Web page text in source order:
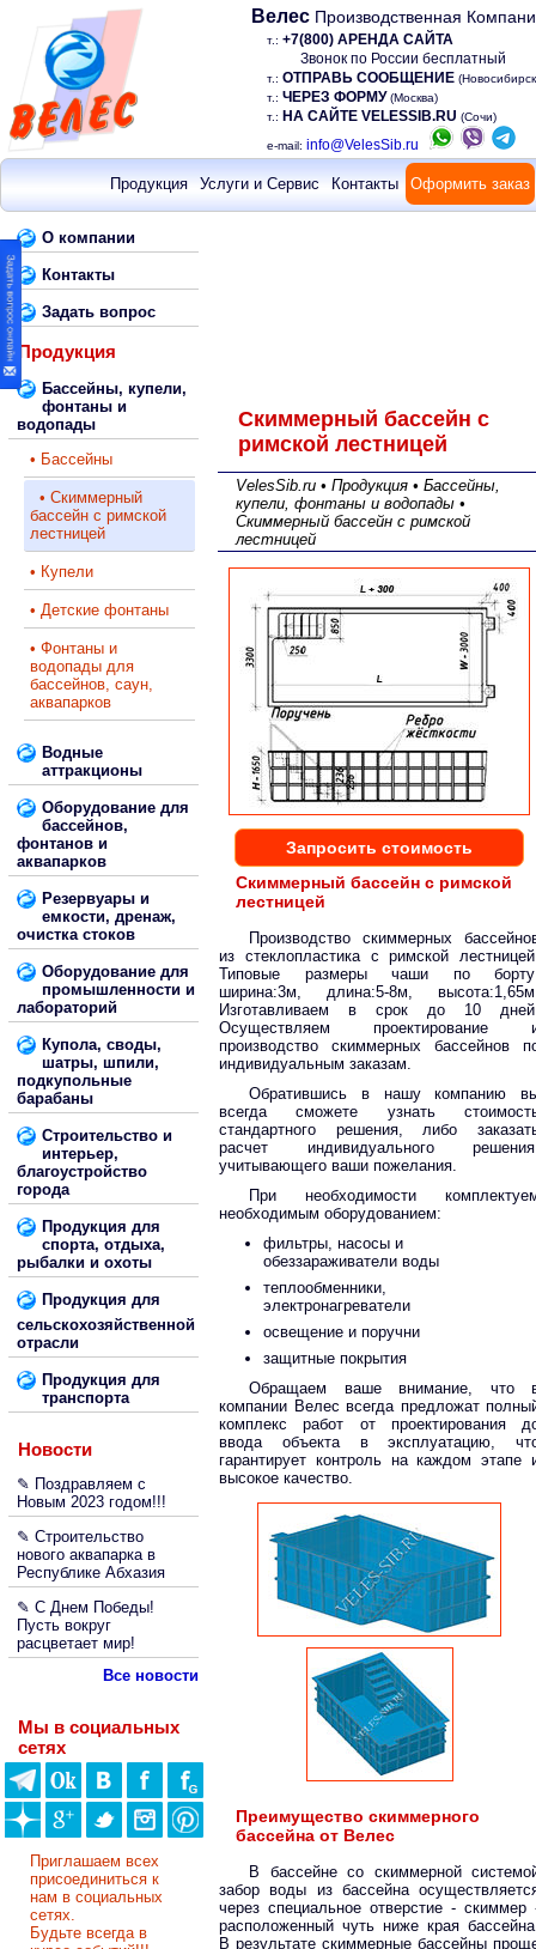
Велес Производственная
т.: +7(800) АРЕНДА САЙТА
Звонок по России бесплатный
т.: ОТПРАВЬ СООБЩЕНИЕ
т.: ЧЕРЕЗ ФОРМУ (Москва)
т.: НА САЙТЕ VELESSIB.RU (Сочи)
e-mail: info@VelesSib.ru
Продукция Услуги и Сервис Контакты Оформить заказ
О компании
Контакты
Задать вопрос
Продукция
Бассейны, купели,
фонтаны и
водопады
• Бассейны
• Скиммерный
бассейн с римской
лестницей
• Купели
• Детские фонтаны
• Фонтаны и
водопады для
бассейнов, саун,
аквапарков
Водные
аттракционы
Оборудование для
бассейнов,
фонтанов и
аквапарков
Резервуары и
емкости, дренаж,
очистка стоков
Оборудование для
промышленности и
лабораторий
Купола, своды,
шатры, шпили,
подкупольные
барабаны
Строительство и
интерьер,
благоустройство
города
Продукция для
спорта, отдыха,
рыбалки и охоты
Продукция для
сельскохозяйственной
отрасли
Продукция для
транспорта
Новости
✎ Поздравляем с
Новым 2023 годом!!!
✎ Строительство
нового аквапарка в
Республике Абхазия
✎ С Днем Победы!
Пусть вокруг
расцветает мир!
Все новости
Мы в социальных
сетях
Приглашаем всех
присоединиться к
нам в социальных
сетях.
Будьте всегда в
Скиммерный бассейн с
римской лестницей
VelesSib.ru • Продукция • Бассейны,
купели, фонтаны и водопады •
Скиммерный бассейн с римской
лестницей
Запросить стоимость
Скиммерный бассейн с римской
лестницей
Производство скиммерных
из стеклопластика с римской
Типовые размеры чаши по
ширина:3м, длина:5-8м,
Изготавливаем в срок до 10
Осуществляем проектирование
производство скиммерных бассейнов
индивидуальным заказам.
Обратившись в нашу компанию
всегда сможете узнать
стандартного решения, либо
расчет индивидуального
учитывающего ваши пожелания.
При необходимости
необходимым оборудованием:
фильтры, насосы и
обеззараживатели воды
теплообменники,
электронагреватели
освещение и поручни
защитные покрытия
Обращаем ваше внимание, что
компании Велес всегда предложат
комплекс работ от проектирования
ввода объекта в эксплуатацию,
гарантирует контроль на каждом этапе
высокое качество.
Преимущество скиммерного
бассейна от Велес
В бассейне со скиммерной
забор воды из бассейна
через специальное отверстие - скиммер
расположенный чуть ниже края
В результате скиммерные бассейны